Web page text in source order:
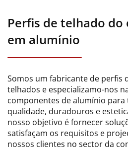
Perfis de telhado do
em alumínio
Somos um fabricante de perfis
telhados e especializamo-nos
componentes de alumínio para
qualidade, duradouros e
nosso objetivo é fornecer
satisfaçam os requisitos e
nossos clientes no sector da